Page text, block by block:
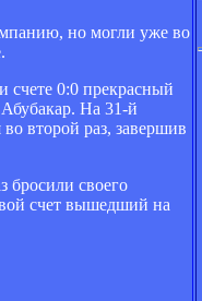
но могли уже во
счете 0:0 прекрасный
На 31-й
второй раз, завершив
бросили своего
счет вышедший на